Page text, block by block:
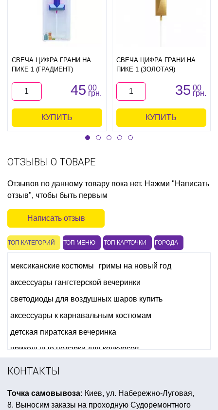
СВЕЧА ЦИФРА ГРАНИ НА
ПИКЕ 1 (ГРАДИЕНТ)
45 00
грн.
КУПИТЬ
СВЕЧА ЦИФРА ГРАНИ НА
ПИКЕ 1 (ЗОЛОТАЯ)
35 00
грн.
КУПИТЬ
ОТЗЫВЫ О ТОВАРЕ
Отзывов по данному товару пока нет. Нажми "Написать
отзыв", чтобы быть первым
Написать отзыв
ТОП КАТЕГОРИЙ ТОП МЕНЮ ТОП КАРТОЧКИ ГОРОДА
мексиканские костюмы
гримы на новый год
аксессуары гангстерской вечеринки
светодиоды для воздушных шаров купить
аксессуары к карнавальным костюмам
детская пиратская вечеринка
прикольные подарки для конкурсов
прикольные подтяжки купить
КОНТАКТЫ
Точка самовывоза: Киев, ул. Набережно-Луговая,
8. Выносим заказы на проходную Судоремонтного